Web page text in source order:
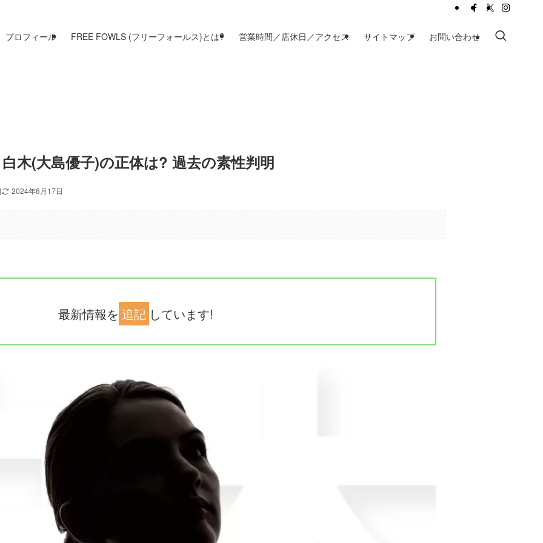
プロフィール FREE FOWLS (フリーフォールス)とは? 営業時間／店休日／アクセス サイトマップ お問い合わせ
木(大島優子)の正体は? 過去の素性判明
2024年6月17日
最新情報を 追記 しています!